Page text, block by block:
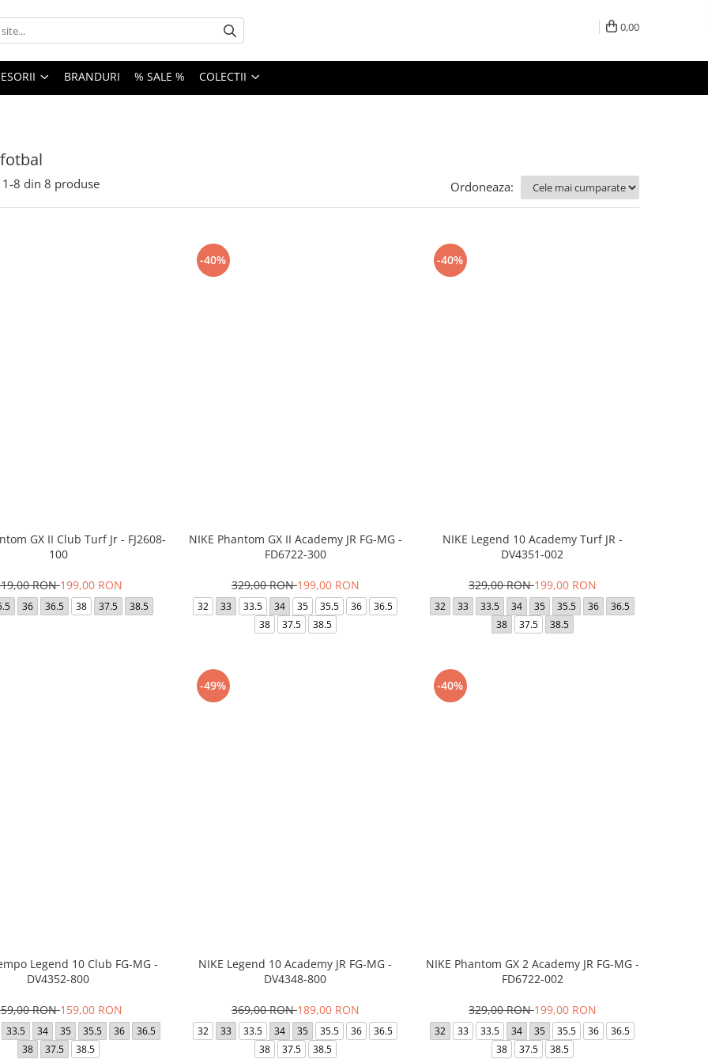
0,00
BRANDURI % SALE % COLECTII
1-8 din 8 produse Ordoneaza:
GX II Club Turf Jr - FJ2608-
100
RON199,00 RON
36 36.5 38 37.5 38.5
-40%
NIKE Phantom GX II Academy JR FG-MG -
FD6722-300
329,00 RON199,00 RON
32 33 33.5 34 35 35.5 36
36.5
38
37.5 38.5
-40%
NIKE Legend 10 Academy Turf JR -
DV4351-002
329,00 RON199,00 RON
32 33 33.5 34 35 35.5 36
36.5
38
37.5 38.5
Legend 10 Club FG-MG -
DV4352-800
RON159,00 RON
33.5 34 35 35.5 36
36.5
38
37.5 38.5
-49%
NIKE Legend 10 Academy JR FG-MG -
DV4348-800
369,00 RON189,00 RON
32 33 33.5 34 35 35.5 36
36.5
38
37.5 38.5
-40%
NIKE Phantom GX 2 Academy JR FG-MG -
FD6722-002
329,00 RON199,00 RON
32 33 33.5 34 35 35.5 36
36.5
38
37.5 38.5